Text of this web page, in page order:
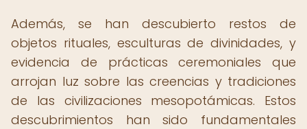
Además, se han descubierto restos de
objetos rituales, esculturas de divinidades, y
evidencia de prácticas ceremoniales que
arrojan luz sobre las creencias y tradiciones
de las civilizaciones mesopotámicas. Estos
descubrimientos han sido fundamentales